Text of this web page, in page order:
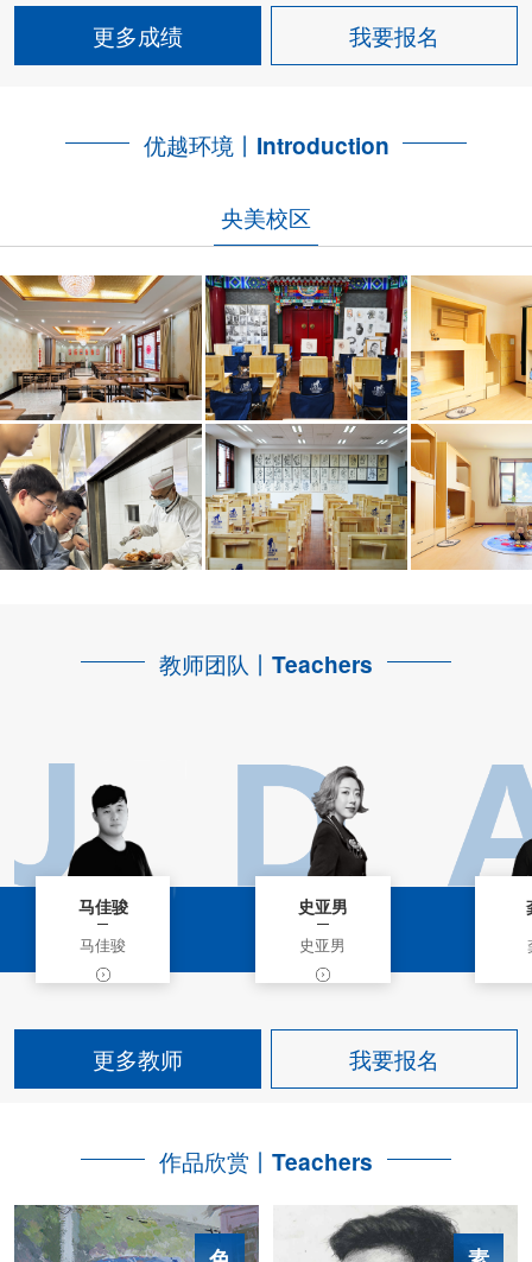
更多成绩 我要报名
优越环境丨 Introduction
央美校区
教师团队丨 Teachers
马佳骏
马佳骏
史亚男
史亚男
更多教师 我要报名
作品欣赏丨 Teachers